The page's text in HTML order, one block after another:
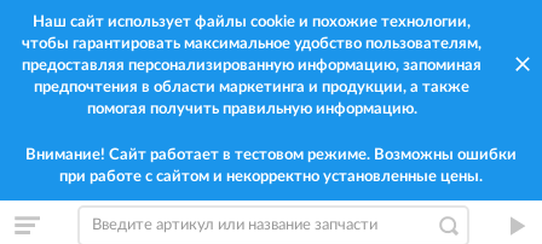
Наш сайт использует файлы cookie и похожие технологии,
чтобы гарантировать максимальное удобство пользователям,
предоставляя персонализированную информацию, запоминая
предпочтения в области маркетинга и продукции, а также
помогая получить правильную информацию.
Внимание! Сайт работает в тестовом режиме. Возможны ошибки
при работе с сайтом и некорректно установленные цены.